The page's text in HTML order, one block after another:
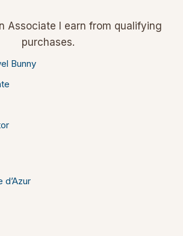
Associate I earn from qualifying
purchases.
Bunny